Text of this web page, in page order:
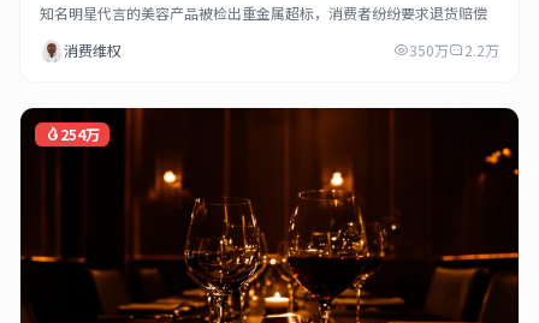
知名明星代言的美容产品被检出重金属超标，消费者纷纷要求退货赔偿
消费维权
350万 2.2万
254万